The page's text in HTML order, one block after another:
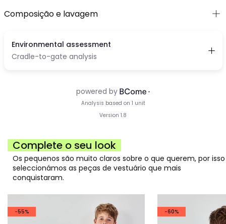
Composição e lavagem
Complete o seu look
Os pequenos são muito claros sobre o que querem, por isso
seleccionámos as peças de vestuário que mais
conquistaram.
-55% -60%